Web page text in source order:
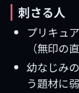
刺さる人
プリキュ
（無印の
幼なじみ
う題材に